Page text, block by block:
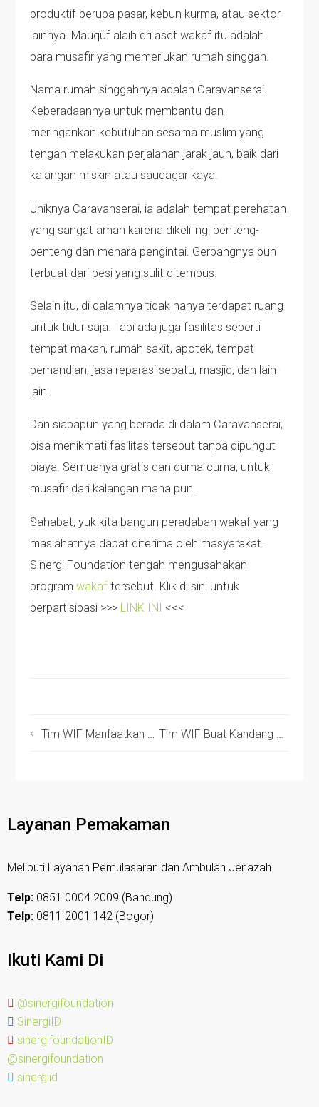
produktif berupa pasar, kebun kurma, atau sektor
lainnya. Mauquf alaih dri aset wakaf itu adalah
para musafir yang memerlukan rumah singgah.
Nama rumah singgahnya adalah Caravanserai.
Keberadaannya untuk membantu dan
meringankan kebutuhan sesama muslim yang
tengah melakukan perjalanan jarak jauh, baik dari
kalangan miskin atau saudagar kaya.
Uniknya Caravanserai, ia adalah tempat perehatan
yang sangat aman karena dikelilingi benteng-
benteng dan menara pengintai. Gerbangnya pun
terbuat dari besi yang sulit ditembus.
Selain itu, di dalamnya tidak hanya terdapat ruang
untuk tidur saja. Tapi ada juga fasilitas seperti
tempat makan, rumah sakit, apotek, tempat
pemandian, jasa reparasi sepatu, masjid, dan lain-
lain.
Dan siapapun yang berada di dalam Caravanserai,
bisa menikmati fasilitas tersebut tanpa dipungut
biaya. Semuanya gratis dan cuma-cuma, untuk
musafir dari kalangan mana pun.
Sahabat, yuk kita bangun peradaban wakaf yang
maslahatnya dapat diterima oleh masyarakat.
Sinergi Foundation tengah mengusahakan
programwakaf tersebut. Klik di sini untuk
berpartisipasi >>> LINK INI <<<
Tim WIF Manfaatkan Limbah Daun Nanas Jadi Alternatif Pakan Domba Tim WIF Buat Kandang Lemprak untuk Domba Pasca Melahirkan
Layanan Pemakaman
Meliputi Layanan Pemulasaran dan Ambulan Jenazah
Telp: 0851 0004 2009 (Bandung)
Telp: 0811 2001 142 (Bogor)
Ikuti Kami Di
@sinergifoundation
SinergiID
sinergifoundationID
@sinergifoundation
sinergiid